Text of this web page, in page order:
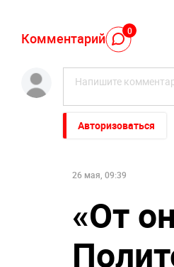
Комментарий 0
Авторизоваться
26 мая, 09:39
«От